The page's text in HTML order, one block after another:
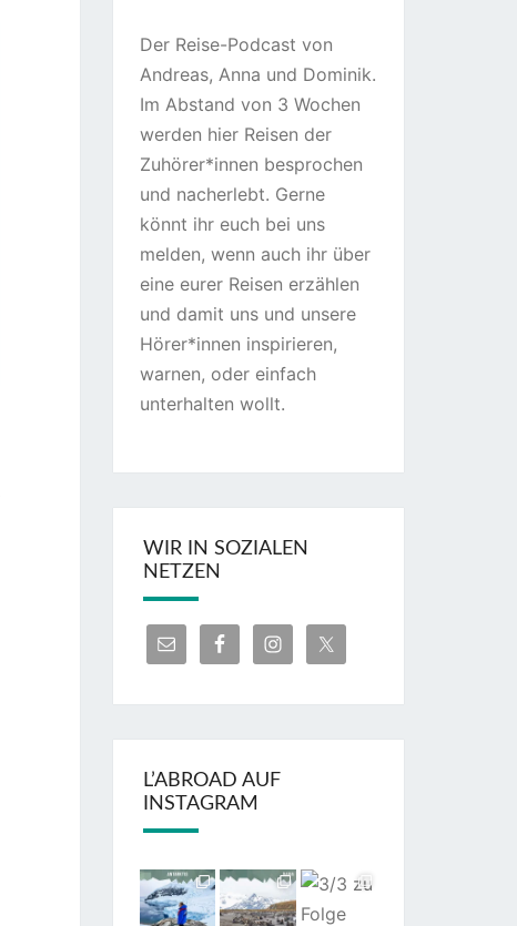
Der Reise-Podcast von
Andreas, Anna und Dominik.
Im Abstand von 3 Wochen
werden hier Reisen der
Zuhörer*innen besprochen
und nacherlebt. Gerne
könnt ihr euch bei uns
melden, wenn auch ihr über
eine eurer Reisen erzählen
und damit uns und unsere
Hörer*innen inspirieren,
warnen, oder einfach
unterhalten wollt.
WIR IN SOZIALEN
NETZEN
L’ABROAD AUF
INSTAGRAM